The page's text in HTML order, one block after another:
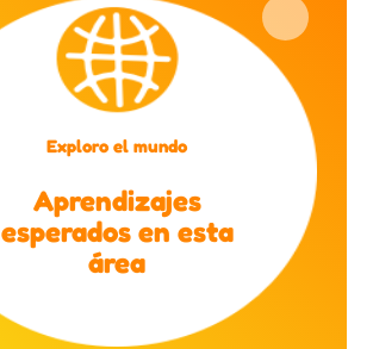
Exploro el mundo
Aprendizajes
esperados en esta
área